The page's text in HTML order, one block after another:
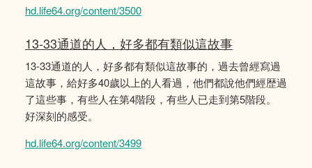
hd.life64.org/content/3500
13-33通道的人，好多都有類似這故事
13-33通道的人，好多都有類似這故事的，過去曾經寫過
這故事，給好多40歲以上的人看過，他們都說他們經歴過
了這些事，有些人在第4階段，有些人已走到第5階段。
好深刻的感受。
hd.life64.org/content/3499